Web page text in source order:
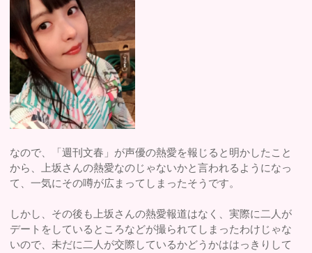
なので、「週刊文春」が声優の熱愛を報じると明かしたこと
から、上坂さんの熱愛なのじゃないかと言われるようになっ
て、一気にその噂が広まってしまったそうです。
しかし、その後も上坂さんの熱愛報道はなく、実際に二人が
デートをしているところなどが撮られてしまったわけじゃな
いので、未だに二人が交際しているかどうかははっきりして